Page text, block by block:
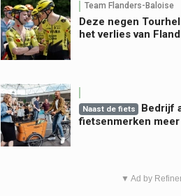
Team Flanders-Baloise
Deze negen
het verlies van
Naast de fiets
Bedrijf
fietsenmerken
▼ Ad by